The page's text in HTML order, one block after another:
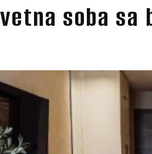
soba sa